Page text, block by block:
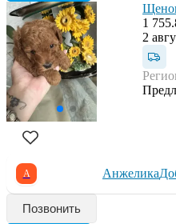
1
2
А Анжелика
Позвонить